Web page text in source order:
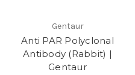
Gentaur
Anti PAR Polyclonal
Antibody (Rabbit) |
Gentaur